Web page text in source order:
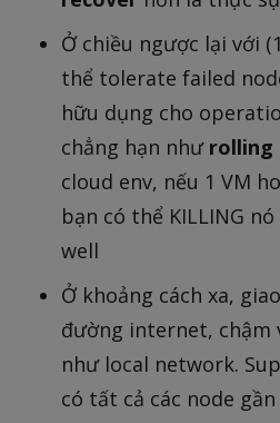
Ở chiều ngược lại với
thể tolerate failed
hữu dụng cho
chẳng hạn như rolling
cloud env, nếu 1 VM
bạn có thể KILLING
well
Ở khoảng cách xa,
đường internet, chậm
như local network.
có tất cả các node gần